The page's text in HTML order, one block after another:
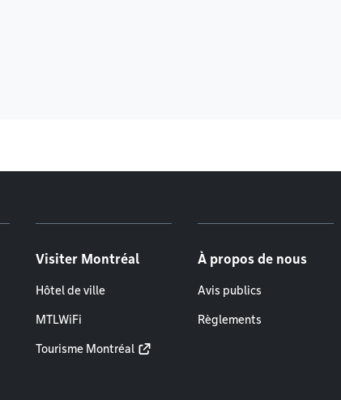
Visiter Montréal
Hôtel de ville
MTLWiFi
Tourisme Montréal
À propos de nous
Avis publics
Règlements